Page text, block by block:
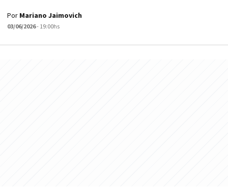
Por Mariano Jaimovich
03/06/2026- 19:00hs